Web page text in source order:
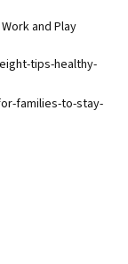
and Play
tips-healthy-
families-to-stay-